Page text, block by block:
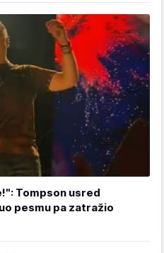
Tompson usred
pesmu pa zatražio